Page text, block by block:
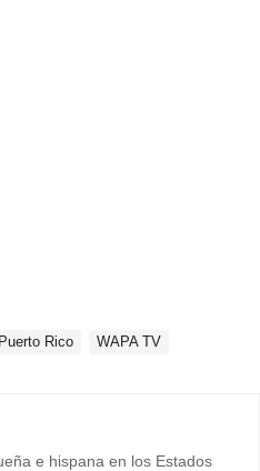
Rico WAPA TV
e hispana en los Estados